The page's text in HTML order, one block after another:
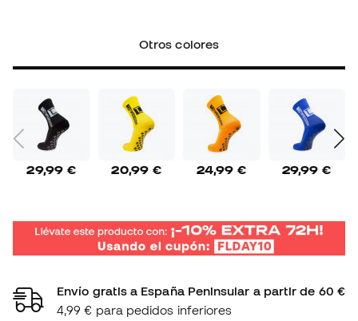
Otros colores
29,99 € 20,99 € 24,99 € 29,99 €
Envío gratis a España Peninsular a partir de 60 €
4,99 € para pedidos inferiores